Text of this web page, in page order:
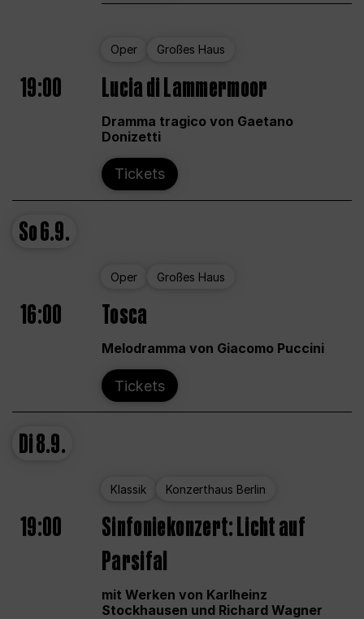
Oper Großes Haus
19:00 Lucia di Lammermoor
Dramma tragico von Gaetano
Donizetti
Tickets
So6.9.
Oper Großes Haus
16:00 Tosca
Melodramma von Giacomo Puccini
Tickets
Di8.9.
Klassik Konzerthaus Berlin
19:00
Sinfoniekonzert: Licht auf
Parsifal
mit Werken von Karlheinz
Stockhausen und Richard Wagner